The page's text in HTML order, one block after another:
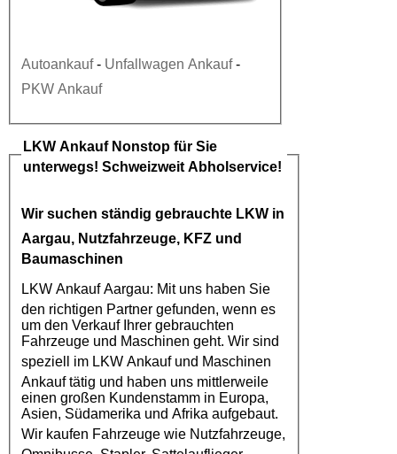
Autoankauf- Unfallwagen Ankauf-
PKW Ankauf
LKW AnkaufNonstop für Sie
unterwegs! Schweizweit Abholservice!
Wir suchen ständig gebrauchte LKW in
Aargau, Nutzfahrzeuge, KFZ und
Baumaschinen
LKW Ankauf Aargau: Mit uns haben Sie
den richtigen Partner gefunden, wenn es
um den Verkauf Ihrer gebrauchten
Fahrzeuge und Maschinen geht. Wir sind
speziell im LKW Ankaufund Maschinen
Ankauf tätig und haben uns mittlerweile
einen großen Kundenstamm in Europa,
Asien, Südamerika und Afrika aufgebaut.
Wir kaufen Fahrzeuge wie Nutzfahrzeuge,